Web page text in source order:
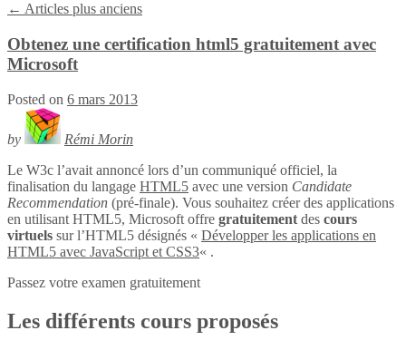
← Articles plus anciens
Obtenez une certification html5 gratuitement avec
Microsoft
Posted on 6 mars 2013
by
Rémi Morin
Le W3c l’avait annoncé lors d’un communiqué officiel, la
finalisation du langage HTML5 avec une version Candidate
Recommendation (pré-finale). Vous souhaitez créer des applications
en utilisant HTML5, Microsoft offre gratuitement des cours
virtuels sur l’HTML5 désignés « Développer les applications en
HTML5 avec JavaScript et CSS3« .
Passez votre examen gratuitement
Les différents cours proposés